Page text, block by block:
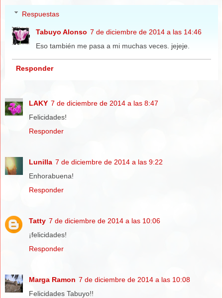
Respuestas
Tabuyo Alonso 7 de diciembre de 2014 a las 14:46
Eso también me pasa a mi muchas veces. jejeje.
Responder
LAKY 7 de diciembre de 2014 a las 8:47
Felicidades!
Responder
Lunilla 7 de diciembre de 2014 a las 9:22
Enhorabuena!
Responder
Tatty 7 de diciembre de 2014 a las 10:06
¡felicidades!
Responder
Marga Ramon 7 de diciembre de 2014 a las 10:08
Felicidades Tabuyo!!